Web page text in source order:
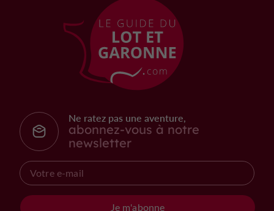
Ne ratez pas une aventure,
abonnez-vous à notre
newsletter
Je m'abonne